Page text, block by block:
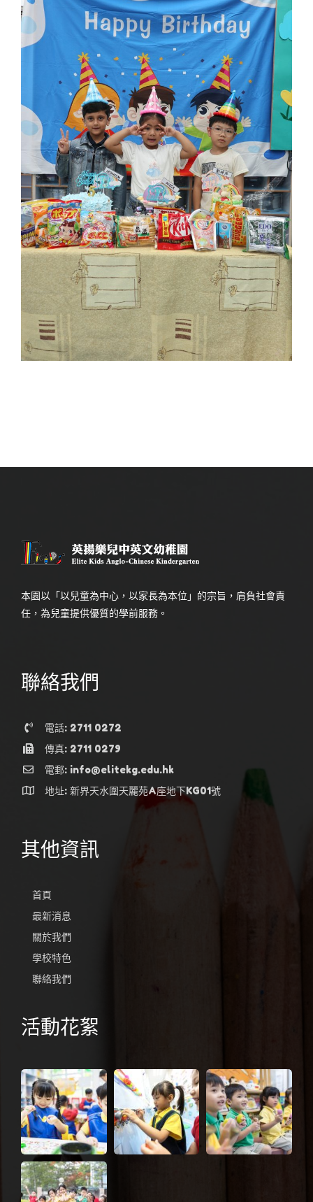
本園以「以兒童為中心，以家長為本位」的宗旨，肩負社會責
任，為兒童提供優質的學前服務。
聯絡我們
電話: 2711 0272
傳真: 2711 0279
電郵: info@elitekg.edu.hk
地址: 新界天水圍天麗苑A座地下KG01號
其他資訊
首頁
最新消息
關於我們
學校特色
聯絡我們
活動花絮